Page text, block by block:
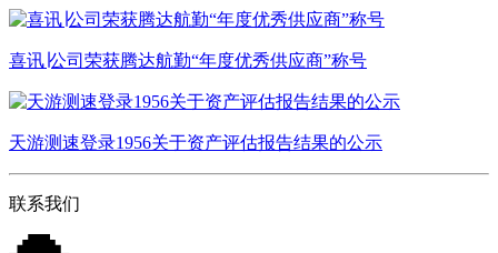
喜讯∣公司荣获腾达航勤“年度优秀供应商”称号
天游测速登录1956关于资产评估报告结果的公示
联系我们